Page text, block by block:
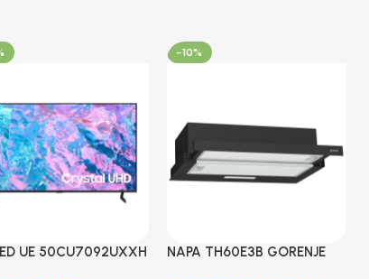
UE 50CU7092UXXH
-10%
NAPA TH60E3B GORENJE